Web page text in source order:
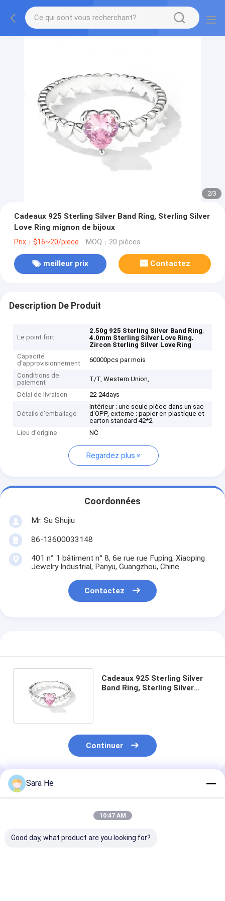
2/3
Cadeaux 925 Sterling Silver Band Ring, Sterling Silver
Love Ring mignon de bijoux
Prix：$16~20/piece MOQ：20 pièces
meilleur prix Contactez
Description De Produit
Le point fort
2.50g 925 Sterling Silver Band Ring,
4.0mm Sterling Silver Love Ring,
Zircon Sterling Silver Love Ring
Capacité
d'approvisionnement
60000pcs par mois
Conditions de
paiement
T/T, Western Union,
Délai de livraison 22-24days
Détails d'emballage
Intérieur : une seule pièce dans un sac
d'OPP, externe : papier en plastique et
carton standard 42*2
Lieu d'origine
NC
Regardez plus
Coordonnées
Mr. Su Shujiu
86-13600033148
401 n° 1 bâtiment n° 8, 6e rue rue Fuping, Xiaoping
Jewelry Industrial, Panyu, Guangzhou, Chine
Contactez
Cadeaux 925 Sterling Silver
Band Ring, Sterling Silver
Continuer
Produits Recommandés
Sara He
10:47 AM
Good day, what product are you looking for?